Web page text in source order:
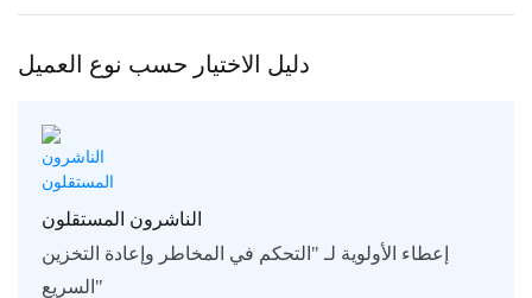
دليل الاختيار حسب نوع العميل
الناشرون المستقلون
إعطاء الأولوية لـ "التحكم في المخاطر وإعادة التخزين
السريع"